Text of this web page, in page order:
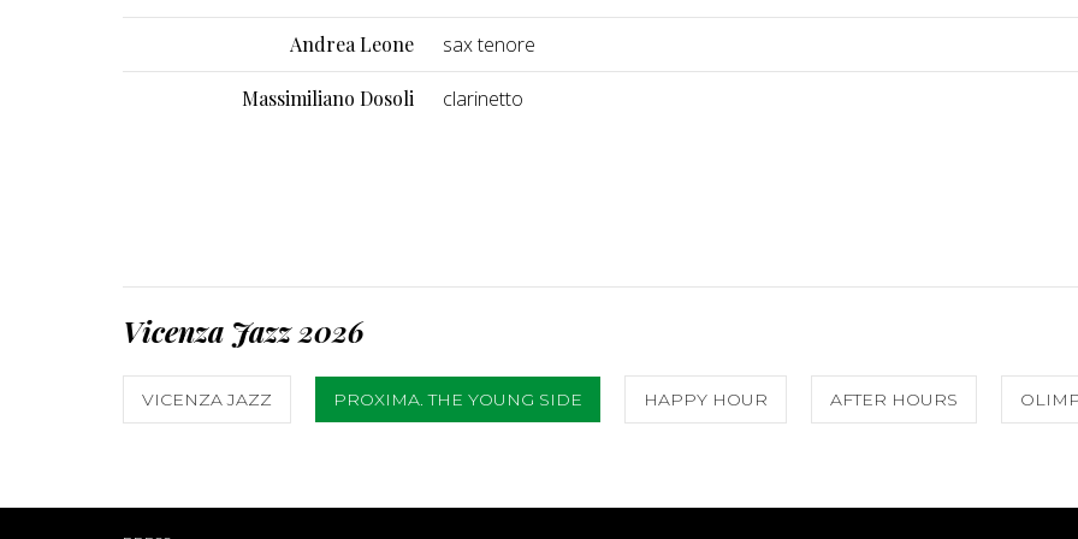
Andrea Leone sax tenore
Massimiliano Dosoli clarinetto
Vicenza Jazz 2026
VICENZA JAZZ PROXIMA. THE YOUNG SIDE HAPPY HOUR AFTER HOURS